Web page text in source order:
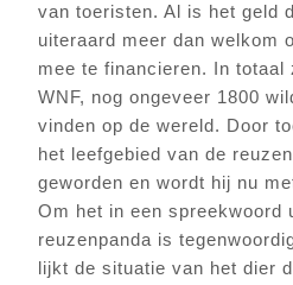
van toeristen. Al is het geld
uiteraard meer dan welkom
mee te financieren. In totaal
WNF, nog ongeveer 1800
vinden op de wereld. Door
het leefgebied van de
geworden en wordt hij nu
Om het in een spreekwoord
reuzenpanda is
lijkt de situatie van het dier